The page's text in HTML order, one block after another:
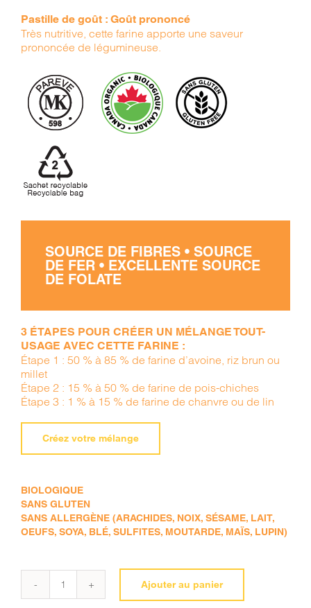
Pastille de goût : Goût prononcé
Très nutritive, cette farine apporte une saveur
prononcée de légumineuse.
SOURCE DE FIBRES • SOURCE
DE FER • EXCELLENTE SOURCE
DE FOLATE
3 ÉTAPES POUR CRÉER UN MÉLANGE TOUT-
USAGE AVEC CETTE FARINE :
Étape 1 : 50 % à 85 % de farine d’avoine, riz brun ou
millet
Étape 2 : 15 % à 50 % de farine de pois-chiches
Étape 3 : 1 % à 15 % de farine de chanvre ou de lin
Créez votre mélange
BIOLOGIQUE
SANS GLUTEN
SANS ALLERGÈNE (ARACHIDES, NOIX, SÉSAME, LAIT,
OEUFS, SOYA, BLÉ, SULFITES, MOUTARDE, MAÏS, LUPIN)
quantité
Ajouter au panier